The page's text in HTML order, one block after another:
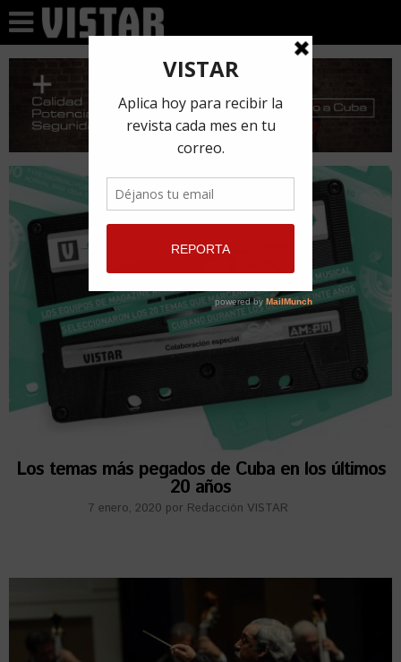
Los temas más pegados de Cuba en los últimos
20 años
7 enero, 2020 por Redacción VISTAR